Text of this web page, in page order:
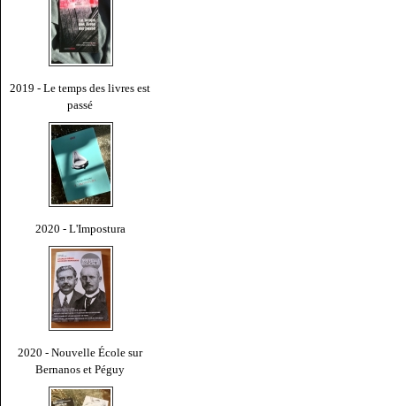
2019 - Le temps des livres est
passé
2020 - L'Impostura
2020 - Nouvelle École sur
Bernanos et Péguy